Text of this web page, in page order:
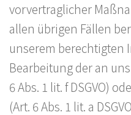
vorvertraglicher
allen übrigen Fällen
unserem berechtigten
Bearbeitung der an
6 Abs. 1 lit. f DSGVO)
(Art. 6 Abs. 1 lit. a